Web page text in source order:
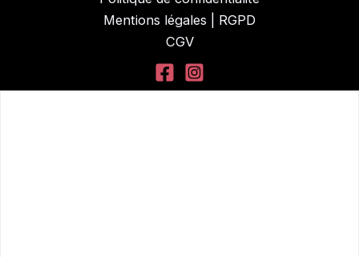
Mentions légales | RGPD
CGV